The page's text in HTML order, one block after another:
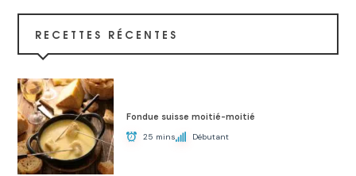
RECETTES RÉCENTES
Fondue suisse moitié-moitié
25 mins Débutant